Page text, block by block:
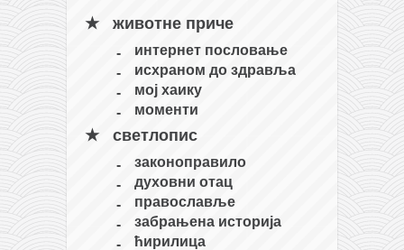
контакт
животне приче
интернет пословање
исхраном до здравља
мој хаику
моменти
светлопис
законоправило
духовни отац
православље
забрањена историја
ћирилица